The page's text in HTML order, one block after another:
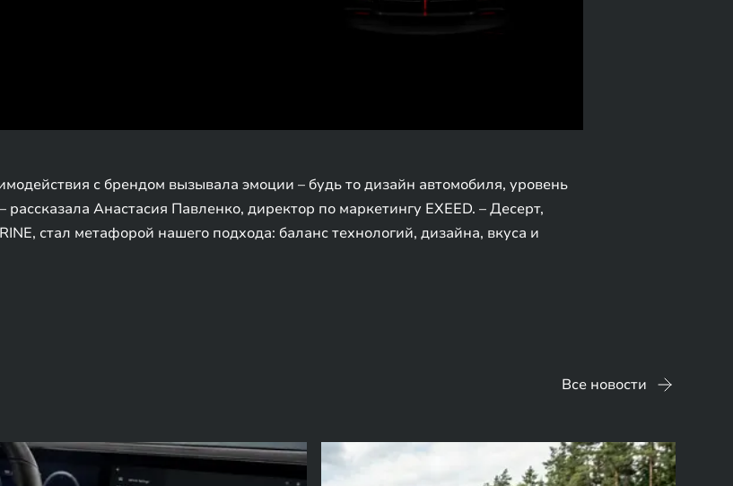
с брендом вызывала эмоции – будь то дизайн автомобиля, уровень
Анастасия Павленко, директор по маркетингу EXEED. – Десерт,
стал метафорой нашего подхода: баланс технологий, дизайна, вкуса и
Все новости